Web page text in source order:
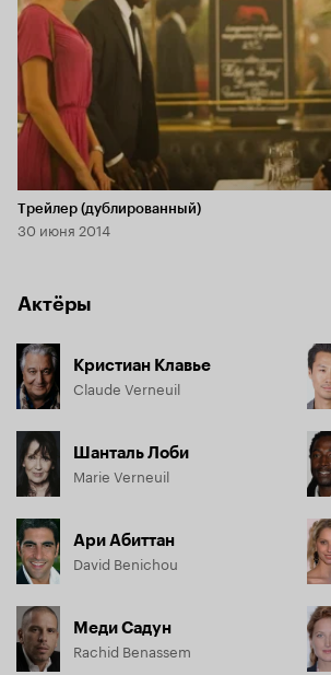
Длительность 2 мин
Трейлер (дублированный)
30 июня 2014
Актёры
Кристиан Клавье
Claude Verneuil
Шанталь Лоби
Marie Verneuil
Ари Абиттан
David Benichou
Меди Садун
Rachid Benassem